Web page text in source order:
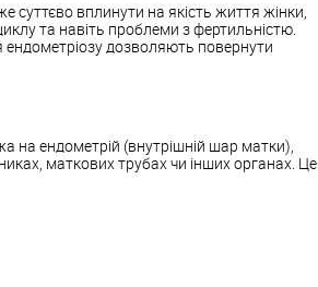
вплинути на якість життя жінки,
та навіть проблеми з фертильністю.
ендометріозу дозволяють повернути
на ендометрій (внутрішній шар матки),
маткових трубах чи інших органах. Це